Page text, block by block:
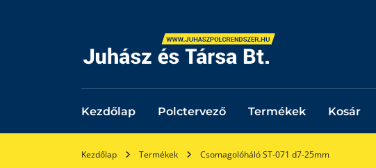
Kezdőlap Polctervező Termékek Kosár
Kezdőlap Termékek Csomagolóháló ST-071 d7-25mm